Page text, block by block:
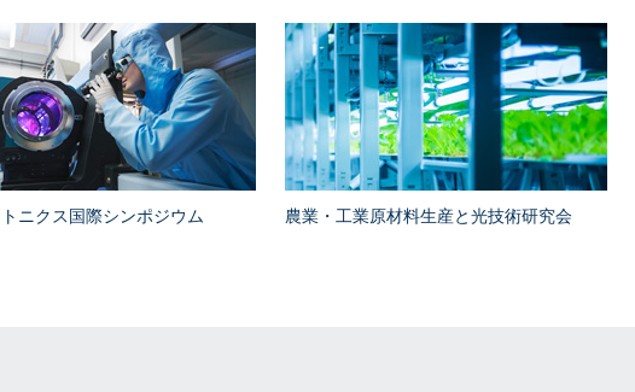
ニクス国際シンポジウム 農業・工業原材料生産と光技術研究会